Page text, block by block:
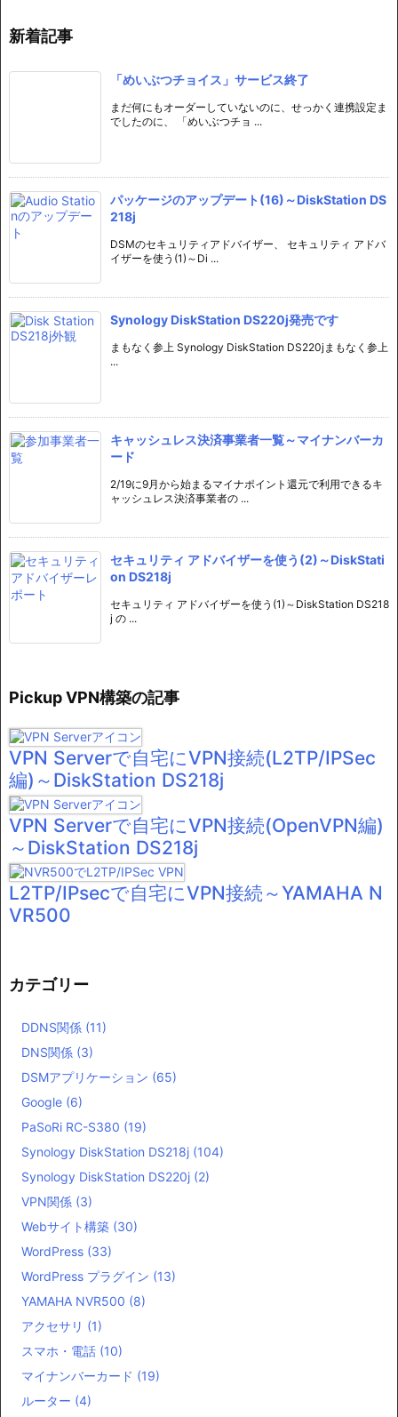
新着記事
「めいぶつチョイス」サービス終了
まだ何にもオーダーしていないのに、せっかく連携設定ま
でしたのに、 「めいぶつチョ ...
パッケージのアップデート(16)～DiskStation DS
218j
DSMのセキュリティアドバイザー、 セキュリティ アドバ
イザーを使う(1)～Di ...
Synology DiskStation DS220j発売です
まもなく参上 Synology DiskStation DS220jまもなく参上
...
キャッシュレス決済事業者一覧～マイナンバーカ
ード
2/19に9月から始まるマイナポイント還元で利用できるキ
ャッシュレス決済事業者の ...
セキュリティ アドバイザーを使う(2)～DiskStati
on DS218j
セキュリティ アドバイザーを使う(1)～DiskStation DS218
j の ...
Pickup VPN構築の記事
VPN Serverで自宅にVPN接続(L2TP/IPSec
編)～DiskStation DS218j
VPN Serverで自宅にVPN接続(OpenVPN編)
～DiskStation DS218j
L2TP/IPsecで自宅にVPN接続～YAMAHA N
VR500
カテゴリー
DDNS関係 (11)
DNS関係 (3)
DSMアプリケーション (65)
Google (6)
PaSoRi RC-S380 (19)
Synology DiskStation DS218j (104)
Synology DiskStation DS220j (2)
VPN関係 (3)
Webサイト構築 (30)
WordPress (33)
WordPress プラグイン (13)
YAMAHA NVR500 (8)
アクセサリ (1)
スマホ・電話 (10)
マイナンバーカード (19)
ルーター (4)